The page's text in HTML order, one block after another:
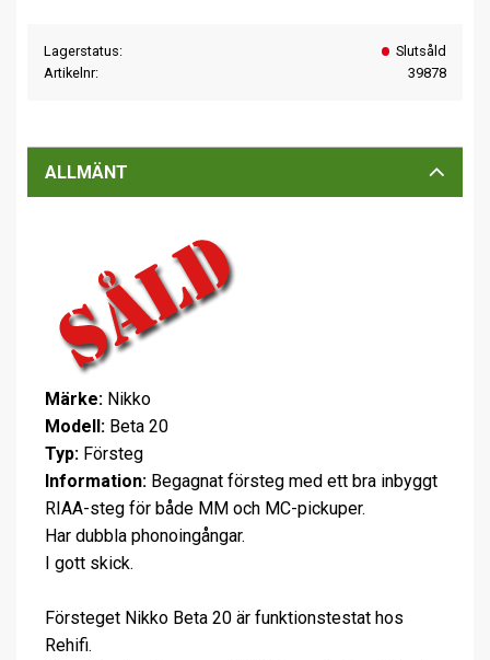
Lagerstatus
Slutsåld
Artikelnr
39878
ALLMÄNT
Märke: Nikko
Modell: Beta 20
Typ: Försteg
Information: Begagnat försteg med ett bra inbyggt
RIAA-steg för både MM och MC-pickuper.
Har dubbla phonoingångar.
I gott skick.
Försteget Nikko Beta 20 är funktionstestat hos
Rehifi.